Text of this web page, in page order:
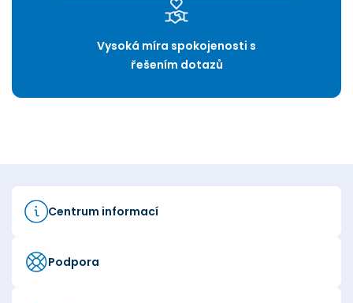
Vysoká míra spokojenosti s
řešením dotazů
Centrum informací
Podpora